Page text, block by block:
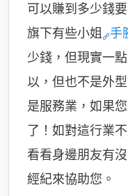
可以賺到多少錢
旗下有些小姐 手
少錢，但現實一
以，但也不是外
是服務業，如果
了！如對這行業
看看身邊朋友有
經紀來協助您。